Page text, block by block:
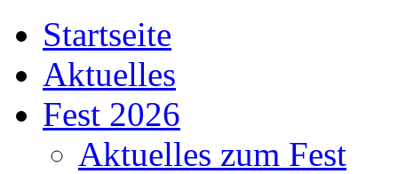
Startseite
Aktuelles
Fest 2026
Aktuelles zum Fest